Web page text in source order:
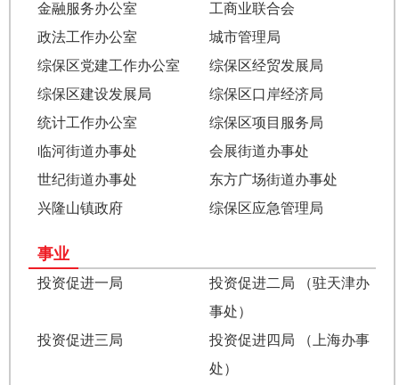
金融服务办公室
工商业联合会
政法工作办公室
城市管理局
综保区党建工作办公室
综保区经贸发展局
综保区建设发展局
综保区口岸经济局
统计工作办公室
综保区项目服务局
临河街道办事处
会展街道办事处
世纪街道办事处
东方广场街道办事处
兴隆山镇政府
综保区应急管理局
事业
投资促进一局
投资促进二局 （驻天津办
事处）
投资促进三局
投资促进四局 （上海办事
处）